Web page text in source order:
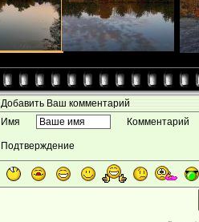
Добавить Ваш комментарий
Имя
Комментарий
Подтверждение